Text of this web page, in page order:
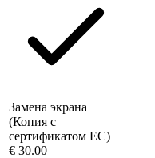
Замена экрана
(Копия с
сертификатом ЕС)
€ 30.00